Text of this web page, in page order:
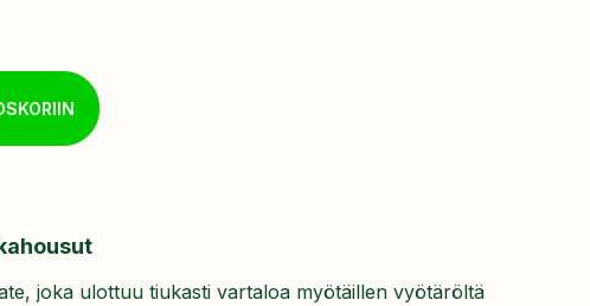
joka ulottuu tiukasti vartaloa myötäillen vyötäröltä